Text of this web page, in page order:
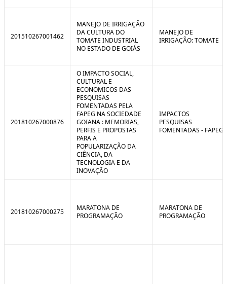
201510267001462
MANEJO DE IRRIGAÇÃO
DA CULTURA DO
TOMATE INDUSTRIAL
NO ESTADO DE GOIÁS
MANEJO DE
IRRIGAÇÃO: TOMATE
201810267000876
O IMPACTO SOCIAL,
CULTURAL E
ECONOMICOS DAS
PESQUISAS
FOMENTADAS PELA
FAPEG NA SOCIEDADE
GOIANA : MEMORIAS,
PERFIS E PROPOSTAS
PARA A
POPULARIZAÇÃO DA
CIÊNCIA, DA
TECNOLOGIA E DA
INOVAÇÃO
IMPACTOS
PESQUISAS
FOMENTADAS - FAPEG
201810267000275
MARATONA DE
PROGRAMAÇÃO
MARATONA DE
PROGRAMAÇÃO